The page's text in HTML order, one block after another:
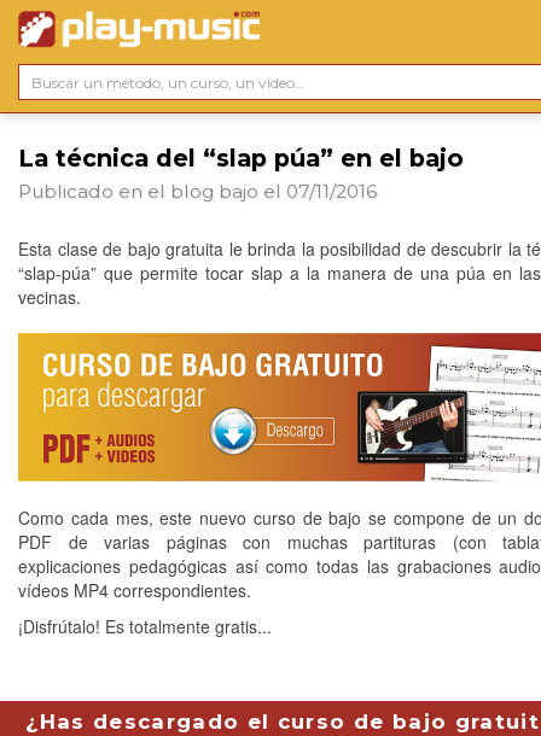
La técnica del “slap púa” en el bajo
Publicado en el blog bajo el 07/11/2016
Esta clase de bajo gratuita le brinda la posibilidad de descubrir la
“slap-púa” que permite tocar slap a la manera de una púa en
vecinas.
Como cada mes, este nuevo curso de bajo se compone de un
PDF de varias páginas con muchas partituras (con
explicaciones pedagógicas así como todas las grabaciones
vídeos MP4 correspondientes.
¡Disfrútalo! Es totalmente gratis...
¿Has descargado el curso de bajo